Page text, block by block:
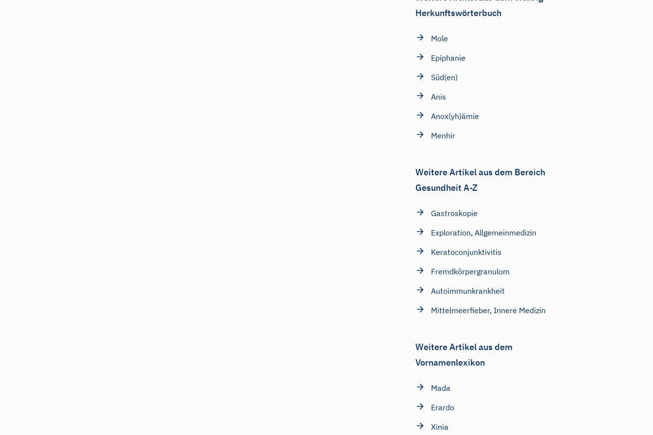
Herkunftswörterbuch
Mole
Epiphanie
Süd(en)
Anis
Anox(yh)ämie
Menhir
Weitere Artikel aus dem Bereich
Gesundheit A-Z
Gastroskopie
Exploration, Allgemeinmedizin
Keratoconjunktivitis
Fremdkörpergranulom
Autoimmunkrankheit
Mittelmeerfieber, Innere Medizin
Weitere Artikel aus dem
Vornamenlexikon
Mada
Erardo
Xinia